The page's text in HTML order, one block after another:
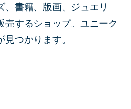
、書籍、版画、ジュエリ
売するショップ。ユニーク
つかります。